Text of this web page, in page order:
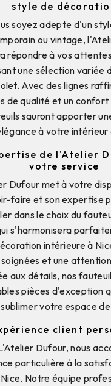
style de
soyez adepte d'un
ou vintage,
répondre à vos
une sélection variée
Avec des lignes
de qualité et un confort
sauront apporter
à votre intérieur
de l'Atelier
votre service
Dufour met à votre
faire et son expertise
dans le choix du
s'harmonisera
intérieure à
et une
aux détails, nos
pièces d'exception
sublimer votre espace
client
Dufour, nous
particulière à la
Notre équipe